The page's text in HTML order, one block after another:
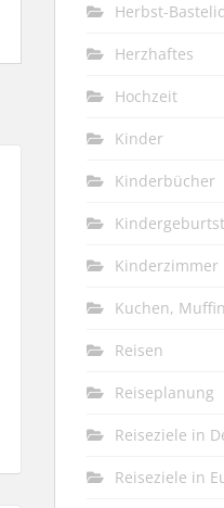
Herbst-
Herzhaftes
Hochzeit
Kinder
Kinderbücher
Kinderzimmer
Kuchen,
Reisen
Reiseplanung
Reiseziele in
Reiseziele in